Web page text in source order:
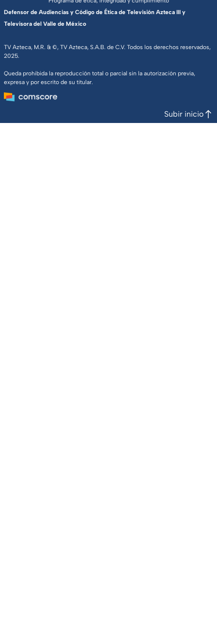
TV Azteca, M.R. & ©, TV Azteca, S.A.B. de C.V. Todos los derechos reservados,
2025.
Queda prohibida la reproducción total o parcial sin la autorización previa,
expresa y por escrito de su titular.
Defensor de Audiencias y Código de Ética de Televisión Azteca III y
Televisora del Valle de México
Subir inicio